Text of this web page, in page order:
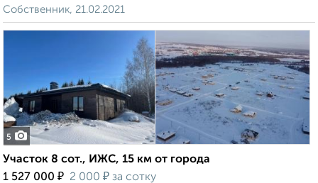
Собственник, 21.02.2021
5
Участок 8 сот., ИЖС, 15 км от города
1 527 000 ₽ 2 000 ₽ за сотку